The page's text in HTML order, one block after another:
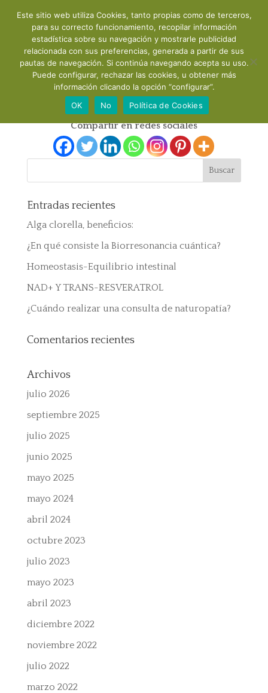
Productos del cabello
Compartir en redes sociales
Entradas recientes
Alga clorella, beneficios:
¿En qué consiste la Biorresonancia cuántica?
Homeostasis-Equilibrio intestinal
NAD+ Y TRANS-RESVERATROL
¿Cuándo realizar una consulta de naturopatía?
Comentarios recientes
Archivos
julio 2026
septiembre 2025
julio 2025
junio 2025
mayo 2025
mayo 2024
abril 2024
octubre 2023
julio 2023
mayo 2023
abril 2023
diciembre 2022
noviembre 2022
julio 2022
marzo 2022
Este sitio web utiliza Cookies, tanto propias como de terceros,
para su correcto funcionamiento, recopilar información
estadística sobre su navegación y mostrarle publicidad
relacionada con sus preferencias, generada a partir de sus
pautas de navegación. Si continúa navegando acepta su uso.
Puede configurar, rechazar las cookies, u obtener más
información clicando la opción “configurar”.
OK
No Política de Cookies